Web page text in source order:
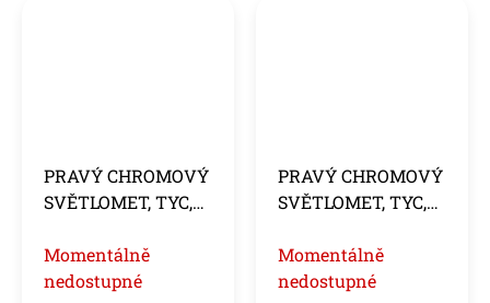
PRAVÝ CHROMOVÝ
SVĚTLOMET, TYC,
BOXER / JUMPER
06-10
Momentálně
nedostupné
PRAVÝ CHROMOVÝ
SVĚTLOMET, TYC,
BOXER / JUMPER
10-14
Momentálně
nedostupné